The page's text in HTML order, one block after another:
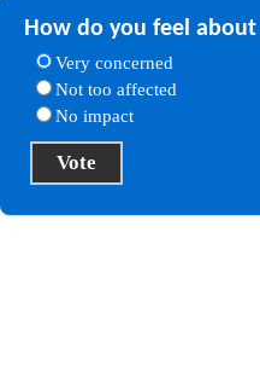
How do you feel
Very concerned
Not too affected
No impact